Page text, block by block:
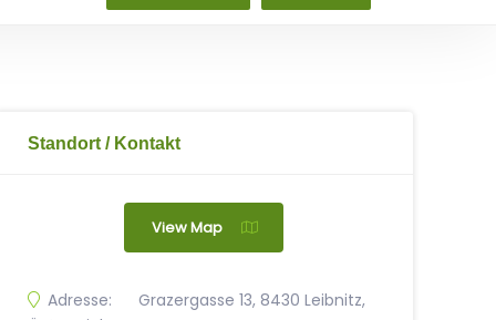
Standort / Kontakt
View Map
Adresse:
Grazergasse 13, 8430 Leibnitz,